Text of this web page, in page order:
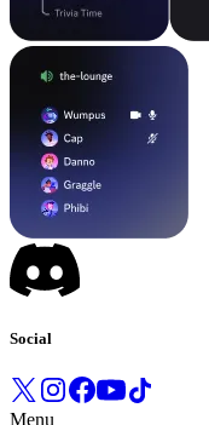
Social
Menu